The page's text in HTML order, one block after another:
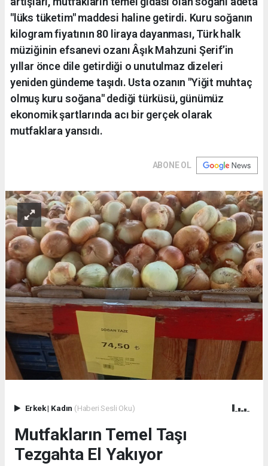
"lüks tüketim" maddesi haline getirdi. Kuru soğanın
kilogram fiyatının 80 liraya dayanması, Türk halk
müziğinin efsanevi ozanı Âşık Mahzuni Şerif’in
yıllar önce dile getirdiği o unutulmaz dizeleri
yeniden gündeme taşıdı. Usta ozanın "Yiğit muhtaç
olmuş kuru soğana" dediği türküsü, günümüz
ekonomik şartlarında acı bir gerçek olarak
mutfaklara yansıdı.
ABONE OL
Erkek| Kadın (Haberi Sesli Oku)
Mutfakların Temel Taşı
Tezgahta El Yakıyor